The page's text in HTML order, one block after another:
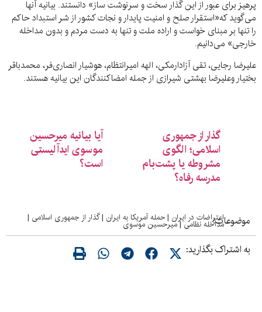
پرهیز برای عبور از این گذار سخت و سرنوشت ساز» دانستند. بیانیه آنها
می‌گوید که«استقرار صلح و امنیت پایدار و نجات کشور از شر استبداد حاکم
را تنها بر مبنای خواست و اراده ملت و تنها به دست مردم و بدون مداخله
خارجی» می‌دانیم.
علیرضا رجایی، تقی آزادارمکی، الهه امیرانتظام، هوشیار انصاری‌فر، محمدباقر
بختیار وعلیرضا بهشتی شیرازی از جمله امضاکنندگان این بیانیه هستند.
آیا بیانیه میرحسین
موسوی ایدآلیستی
است؟
گذار از جمهوری
اسلامی؛ الگوی
مشروطه یا پشت‌بام
مدرسه رفاه؟
موضوعات:اعتراضات در ایران |حمله آمریکا به ایران |گذار از جمهوری اسلامی |
مداخله نظامی|میرحسین موسوی
به اشتراک بگذارید: